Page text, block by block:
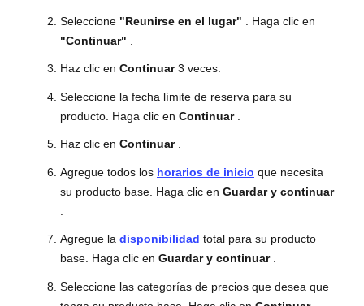
Seleccione "Reunirse en el lugar" . Haga clic en
"Continuar"
Haz clic en Continuar3 veces.
Seleccione la fecha límite de reserva para su
producto. Haga clic en Continuar.
Haz clic en Continuar.
Agregue todos los horarios de inicio que necesita
su producto base. Haga clic en Guardar y continuar
Agregue la disponibilidad total para su producto
base. Haga clic en Guardar y continuar.
Seleccione las categorías de precios que desea que